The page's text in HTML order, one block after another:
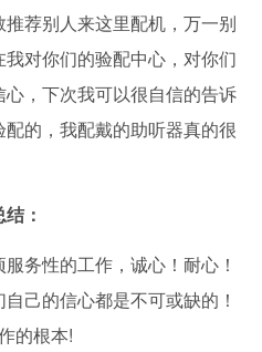
荐别人来这里配机，万一别
对你们的验配中心，对你们
，下次我可以很自信的告诉
的，我配戴的助听器真的很
：
性的工作，诚心！耐心！
己的信心都是不可或缺的！
的根本!